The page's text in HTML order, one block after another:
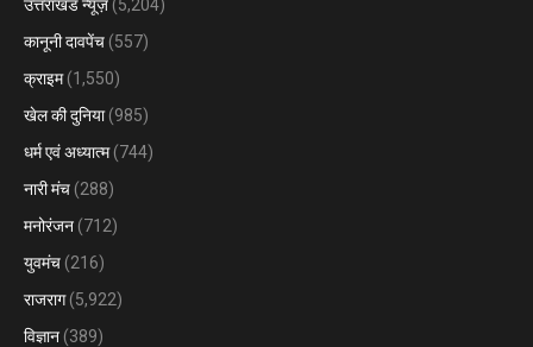
उत्तराखंड न्यूज़ (5,204)
कानूनी दावपेंच (557)
क्राइम(1,550)
खेल की दुनिया(985)
धर्म एवं अध्यात्म(744)
नारी मंच (288)
मनोरंजन (712)
युवमंच (216)
राजराग(5,922)
विज्ञान (389)